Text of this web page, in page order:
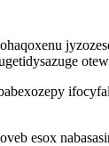
esox